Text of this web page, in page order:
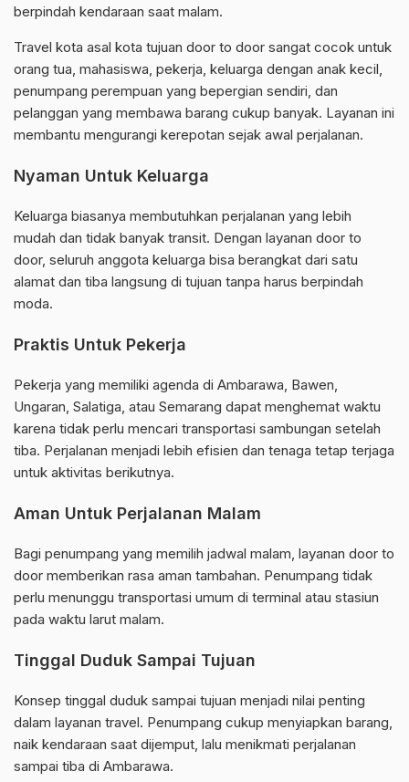
berpindah kendaraan saat malam.
Travel kota asal kota tujuan door to door sangat cocok untuk
orang tua, mahasiswa, pekerja, keluarga dengan anak kecil,
penumpang perempuan yang bepergian sendiri, dan
pelanggan yang membawa barang cukup banyak. Layanan ini
membantu mengurangi kerepotan sejak awal perjalanan.
Nyaman Untuk Keluarga
Keluarga biasanya membutuhkan perjalanan yang lebih
mudah dan tidak banyak transit. Dengan layanan door to
door, seluruh anggota keluarga bisa berangkat dari satu
alamat dan tiba langsung di tujuan tanpa harus berpindah
moda.
Praktis Untuk Pekerja
Pekerja yang memiliki agenda di Ambarawa, Bawen,
Ungaran, Salatiga, atau Semarang dapat menghemat waktu
karena tidak perlu mencari transportasi sambungan setelah
tiba. Perjalanan menjadi lebih efisien dan tenaga tetap terjaga
untuk aktivitas berikutnya.
Aman Untuk Perjalanan Malam
Bagi penumpang yang memilih jadwal malam, layanan door to
door memberikan rasa aman tambahan. Penumpang tidak
perlu menunggu transportasi umum di terminal atau stasiun
pada waktu larut malam.
Tinggal Duduk Sampai Tujuan
Konsep tinggal duduk sampai tujuan menjadi nilai penting
dalam layanan travel. Penumpang cukup menyiapkan barang,
naik kendaraan saat dijemput, lalu menikmati perjalanan
sampai tiba di Ambarawa.